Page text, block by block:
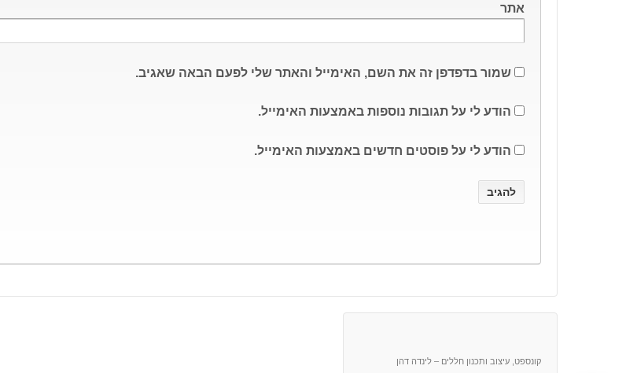
אתר
שמור בדפדפן זה את השם, האימייל והאתר שלי לפעם הבאה שאגיב.
הודע לי על תגובות נוספות באמצעות האימייל.
הודע לי על פוסטים חדשים באמצעות האימייל.
קונספט, עיצוב ותכנון חללים – לינדה דהן